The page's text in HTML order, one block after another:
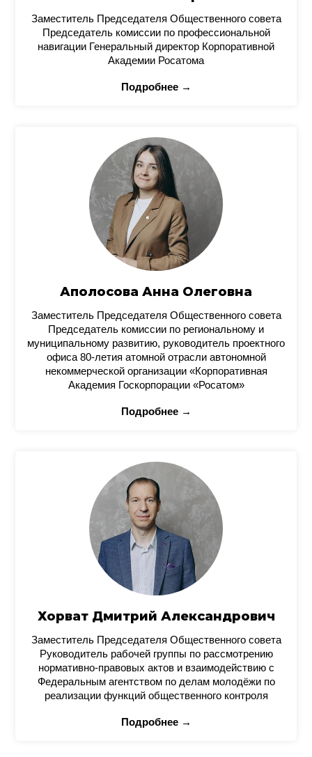
Заместитель Председателя Общественного совета
Председатель комиссии по профессиональной
навигации Генеральный директор Корпоративной
Академии Росатома
Подробнее →
Аполосова Анна Олеговна
Заместитель Председателя Общественного совета
Председатель комиссии по региональному и
муниципальному развитию, руководитель проектного
офиса 80-летия атомной отрасли автономной
некоммерческой организации «Корпоративная
Академия Госкорпорации «Росатом»
Подробнее →
Хорват Дмитрий Александрович
Заместитель Председателя Общественного совета
Руководитель рабочей группы по рассмотрению
нормативно-правовых актов и взаимодействию с
Федеральным агентством по делам молодёжи по
реализации функций общественного контроля
Подробнее →